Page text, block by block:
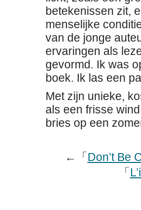
betekenissen zit,
menselijke
van de jonge
ervaringen als
gevormd. Ik was
boek. Ik las een
Met zijn unieke,
als een frisse
bries op een
←「Don’t Be
「